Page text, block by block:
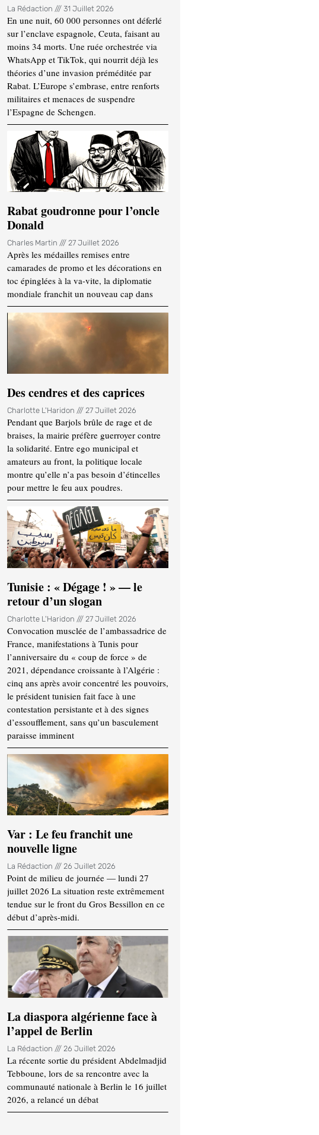
La Rédaction 31 Juillet 2026
En une nuit, 60 000 personnes ont déferlé
sur l’enclave espagnole, Ceuta, faisant au
moins 34 morts. Une ruée orchestrée via
WhatsApp et TikTok, qui nourrit déjà les
théories d’une invasion préméditée par
Rabat. L’Europe s’embrase, entre renforts
militaires et menaces de suspendre
l’Espagne de Schengen.
Rabat goudronne pour l’oncle
Donald
Charles Martin 27 Juillet 2026
Après les médailles remises entre
camarades de promo et les décorations en
toc épinglées à la va-vite, la diplomatie
mondiale franchit un nouveau cap dans
Des cendres et des caprices
Charlotte L'Haridon 27 Juillet 2026
Pendant que Barjols brûle de rage et de
braises, la mairie préfère guerroyer contre
la solidarité. Entre ego municipal et
amateurs au front, la politique locale
montre qu’elle n’a pas besoin d’étincelles
pour mettre le feu aux poudres.
Tunisie : « Dégage ! » — le
retour d’un slogan
Charlotte L'Haridon 27 Juillet 2026
Convocation musclée de l’ambassadrice de
France, manifestations à Tunis pour
l’anniversaire du « coup de force » de
2021, dépendance croissante à l’Algérie :
cinq ans après avoir concentré les pouvoirs,
le président tunisien fait face à une
contestation persistante et à des signes
d’essoufflement, sans qu’un basculement
paraisse imminent
Var : Le feu franchit une
nouvelle ligne
La Rédaction 26 Juillet 2026
Point de milieu de journée — lundi 27
juillet 2026 La situation reste extrêmement
tendue sur le front du Gros Bessillon en ce
début d’après-midi.
La diaspora algérienne face à
l’appel de Berlin
La Rédaction 26 Juillet 2026
La récente sortie du président Abdelmadjid
Tebboune, lors de sa rencontre avec la
communauté nationale à Berlin le 16 juillet
2026, a relancé un débat